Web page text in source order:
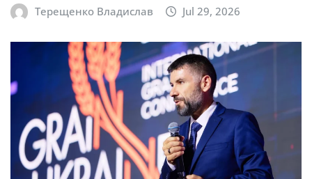
Терещенко Владислав Jul 29, 2026